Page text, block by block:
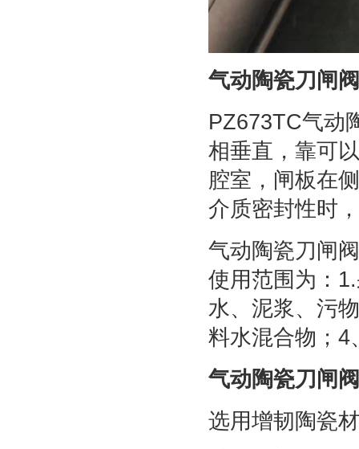
气动陶瓷刀闸
PZ673TC气动
相垂直，靠可
腔室，闸板在
介质密封性时
气动陶瓷刀闸
使用范围为：
水、泥浆、污
料水混合物；4
气动陶瓷刀闸
选用增韧陶瓷